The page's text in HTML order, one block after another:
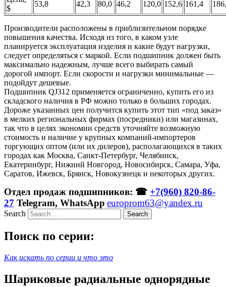
$
53,8 42,3 80,0 46,2 120,0 152,6 161,4
Производители расположены в приблизительном порядке
повышения качества. Исходя из того, в каком узле
планируется эксплуатация изделия и какие будут нагрузки,
следует определяться с маркой. Если подшипник должен быть
максимально надежным, лучше всего выбирать самый
дорогой импорт. Если скорости и нагрузки минимальные —
подойдут дешевые.
Подшипник QJ312 применяется ограниченно, купить его из
складского наличия в РФ можно только в больших городах.
Дороже указанных цен получится купить этот тип «под заказ»
в мелких региональных фирмах (посредники) или магазинах,
так что в целях экономии средств уточняйте возможную
стоимость и наличие у крупных компаний-импортеров
торгующих оптом (или их дилеров), располагающихся в таких
городах как Москва, Санкт-Петербург, Челябинск,
Екатеринбург, Нижний Новгород, Новосибирск, Самара, Уфа,
Саратов, Ижевск, Брянск, Новокузнецк и некоторых других.
Отдел продаж подшипников: ☎ +7(960) 820-86-
27 Telegram, WhatsApp europrom63@yandex.ru
Search
Поиск по серии:
Как искать по серии и что это
Шариковые радиальные однорядные